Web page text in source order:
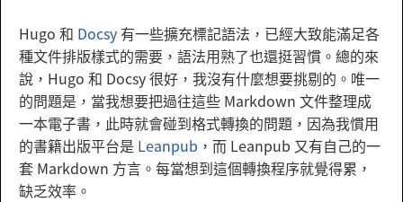
Hugo 和 Docsy 有一些擴充標記語法，已經大致能滿足各
種文件排版樣式的需要，語法用熟了也還挺習慣。總的來
說，Hugo 和 Docsy 很好，我沒有什麼想要挑剔的。唯一
的問題是，當我想要把過往這些 Markdown 文件整理成
一本電子書，此時就會碰到格式轉換的問題，因為我慣用
的書籍出版平台是 Leanpub ，而 Leanpub 又有自己的一
套 Markdown 方言。每當想到這個轉換程序就覺得累，
缺乏效率。